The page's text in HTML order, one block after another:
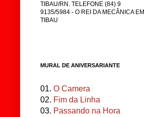
TIBAU/RN. TELEFONE (84) 9
9135/5984 - O REI DA MECÂNICA EM
TIBAU
MURAL DE ANIVERSARIANTE
01. O Camera
02. Fim da Linha
03. Passando na Hora